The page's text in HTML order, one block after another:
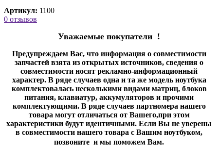
Артикул: 1100
0 отзывов
Уважаемые покупатели !
Предупреждаем Вас, что информация о совместимости
запчастей взята из открытых источников, сведения о
совместимости носят рекламно-информационный
характер. В ряде случаев одна и та же модель ноутбука
комплектовалась несколькими видами матриц, блоков
питания, клавиатур, аккумуляторов и прочими
комплектующими. В ряде случаев партномера нашего
товара могут отличаться от Вашего,при этом
характеристики будут идентичными. Если Вы не уверены
в совместимости нашего товара с Вашим ноутбуком,
позвоните и мы поможем Вам.